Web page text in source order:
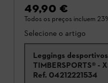
49,90 €
Todos os preços incluem
Selecione o artigo
Leggings desportivos
TIMBERSPORTS® -
Ref. 04212221534